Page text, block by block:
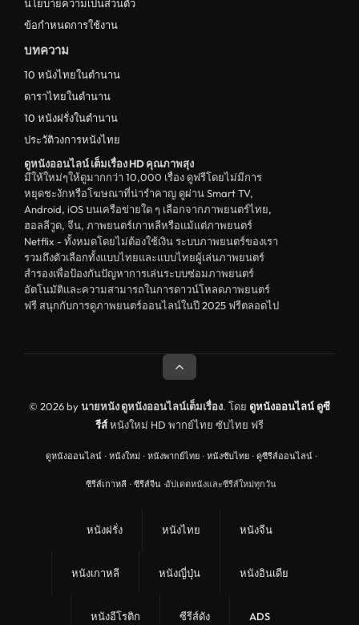
ดูหนังเกาหลีใต้ South Korea
ระทึกขวัญ
ตลก
ดูหนังจีน China
unknown
ดูหนังอีโรติก R18+ erotic
บู๊
หนังฝรั่ง
ดูหนังสารคดี Documentary
สยองขวัญ
ดูหนังอินเดีย India
ดูหนังจีนฮ่องกง Hong Kong
ดูหนังฝรั่งเศส France
ดูหนังฝรั่งแคนนาดา Canada
หนังรักโรแมนติก
อาชญากรรม
ดูหนังเพลง Music
ดูหนังกีฬา Sport
นโยบายความเป็นส่วนตัว
ข้อกำหนดการใช้งาน
บทความ
10 หนังไทยในตำนาน
ดาราไทยในตำนาน
10 หนังฝรั่งในตำนาน
ประวัติวงการหนังไทย
ดูหนังออนไลน์ เต็มเรื่อง HD คุณภาพสุง
มีให้ใหม่ๆให้ดูมากกว่า 10,000 เรื่อง ดูฟรีโดยไม่มีการ
หยุดชะงักหรือโฆษณาที่น่ารำคาญ ดูผ่าน Smart TV,
Android, iOS บนเครือข่ายใด ๆ เลือกจากภาพยนตร์ไทย,
ฮอลลีวูด, จีน, ภาพยนตร์เกาหลีหรือแม้แต่ภาพยนตร์
Netflix - ทั้งหมดโดยไม่ต้องใช้เงิน ระบบภาพยนตร์ของเรา
รวมถึงตัวเลือกทั้งแบบไทยและแบบไทยผู้เล่นภาพยนตร์
สำรองเพื่อป้องกันปัญหาการเล่นระบบซ่อมภาพยนตร์
อัตโนมัติและความสามารถในการดาวน์โหลดภาพยนตร์
ฟรี สนุกกับการดูภาพยนตร์ออนไลน์ในปี 2025 ฟรีตลอดไป
© 2026 byนายหนัง ดูหนังออนไลน์เต็มเรื่อง. โดย ดูหนังออนไลน์ ดูซี
รีส์หนังใหม่ HD พากย์ไทย ซับไทย ฟรี
ดูหนังออนไลน์ · หนังใหม่ · หนังพากย์ไทย · หนังซับไทย · ดูซีรีส์ออนไลน์ ·
ซีรีส์เกาหลี · ซีรีส์จีน ·อัปเดตหนังและซีรีส์ใหม่ทุกวัน
หนังฝรั่ง หนังไทย หนังจีน
หนังเกาหลี หนังญี่ปุ่น หนังอินเดีย
หนังอีโรติก ซีรีส์ดัง ADS